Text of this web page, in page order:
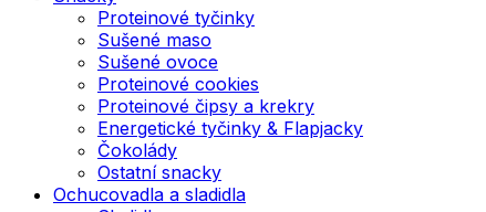
Proteinové tyčinky
Sušené maso
Sušené ovoce
Proteinové cookies
Proteinové čipsy a krekry
Energetické tyčinky & Flapjacky
Čokolády
Ostatní snacky
Ochucovadla a sladidla